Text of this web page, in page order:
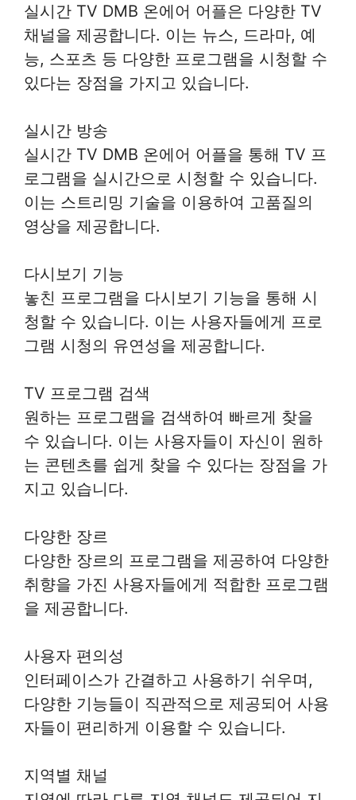
실시간 TV DMB 온에어 어플은 다양한 TV
채널을 제공합니다. 이는 뉴스, 드라마, 예
능, 스포츠 등 다양한 프로그램을 시청할 수
있다는 장점을 가지고 있습니다.
실시간 방송
실시간 TV DMB 온에어 어플을 통해 TV 프
로그램을 실시간으로 시청할 수 있습니다.
이는 스트리밍 기술을 이용하여 고품질의
영상을 제공합니다.
다시보기 기능
놓친 프로그램을 다시보기 기능을 통해 시
청할 수 있습니다. 이는 사용자들에게 프로
그램 시청의 유연성을 제공합니다.
TV 프로그램 검색
원하는 프로그램을 검색하여 빠르게 찾을
수 있습니다. 이는 사용자들이 자신이 원하
는 콘텐츠를 쉽게 찾을 수 있다는 장점을 가
지고 있습니다.
다양한 장르
다양한 장르의 프로그램을 제공하여 다양한
취향을 가진 사용자들에게 적합한 프로그램
을 제공합니다.
사용자 편의성
인터페이스가 간결하고 사용하기 쉬우며,
다양한 기능들이 직관적으로 제공되어 사용
자들이 편리하게 이용할 수 있습니다.
지역별 채널